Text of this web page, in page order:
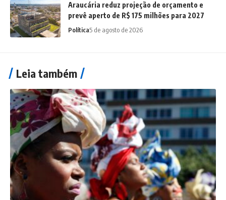
Araucária reduz projeção de orçamento e
prevê aperto de R$ 175 milhões para 2027
Política5 de agosto de 2026
Leia também